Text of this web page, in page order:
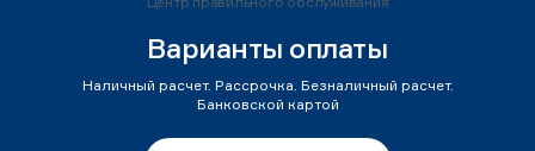
Варианты оплаты
Наличный расчет. Рассрочка. Безналичный расчет.
Банковской картой